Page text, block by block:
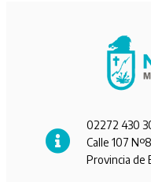
02272 430
Calle 107
Provincia de